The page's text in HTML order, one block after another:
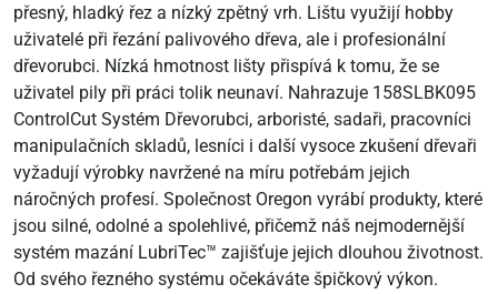
přesný, hladký řez a nízký zpětný vrh. Lištu využijí hobby
uživatelé při řezání palivového dřeva, ale i profesionální
dřevorubci. Nízká hmotnost lišty přispívá k tomu, že se
uživatel pily při práci tolik neunaví. Nahrazuje 158SLBK095
ControlCut Systém Dřevorubci, arboristé, sadaři, pracovníci
manipulačních skladů, lesníci i další vysoce zkušení dřevaři
vyžadují výrobky navržené na míru potřebám jejich
náročných profesí. Společnost Oregon vyrábí produkty, které
jsou silné, odolné a spolehlivé, přičemž náš nejmodernější
systém mazání LubriTec™ zajišťuje jejich dlouhou životnost.
Od svého řezného systému očekáváte špičkový výkon.